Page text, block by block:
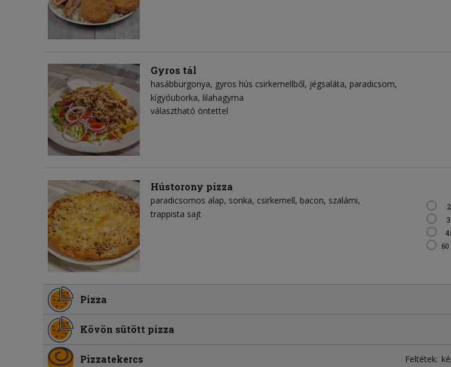
Gyros tál
hasábburgonya gyros hús csirkemellből jégsaláta paradicsom
kígyóuborka lilahagyma
választható öntettel
Hústorony pizza
paradicsomos alap sonka csirkemell bacon szalámi
trappista sajt
Pizza
Kövön sütött pizza
Pizzatekercs Feltétek: